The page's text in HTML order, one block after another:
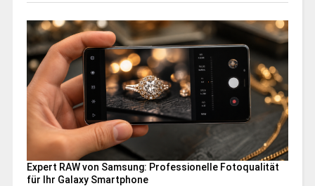
Expert RAW von Samsung: Professionelle Fotoqualität
für Ihr Galaxy Smartphone